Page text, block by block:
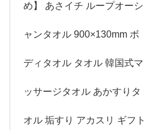
め】 あさイチ ループオーシ
ャンタオル 900×130mm ボ
ディタオル タオル 韓国式マ
ッサージタオル あかすりタ
オル 垢すり アカスリ ギフト